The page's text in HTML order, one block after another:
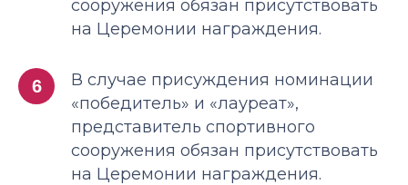
сооружения обязан присутствовать
на Церемонии награждения.
6
В случае присуждения номинации
«победитель» и «лауреат»,
представитель спортивного
сооружения обязан присутствовать
на Церемонии награждения.